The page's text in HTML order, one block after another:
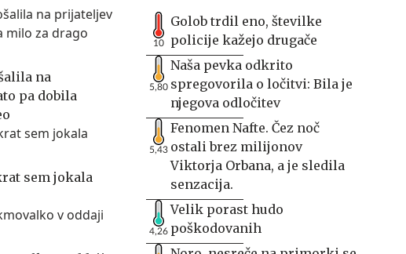
na
pa dobila
sem jokala
10
Golob trdil eno, številke
policije kažejo drugače
5,80
Naša pevka odkrito
spregovorila o ločitvi: Bila je
njegova odločitev
5,43
Fenomen Nafte. Čez noč
ostali brez milijonov
Viktorja Orbana, a je sledila
senzacija.
4,26
Velik porast hudo
poškodovanih